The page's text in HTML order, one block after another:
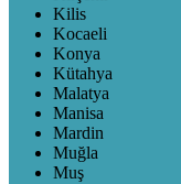
Kilis
Kocaeli
Konya
Kütahya
Malatya
Manisa
Mardin
Muğla
Muş